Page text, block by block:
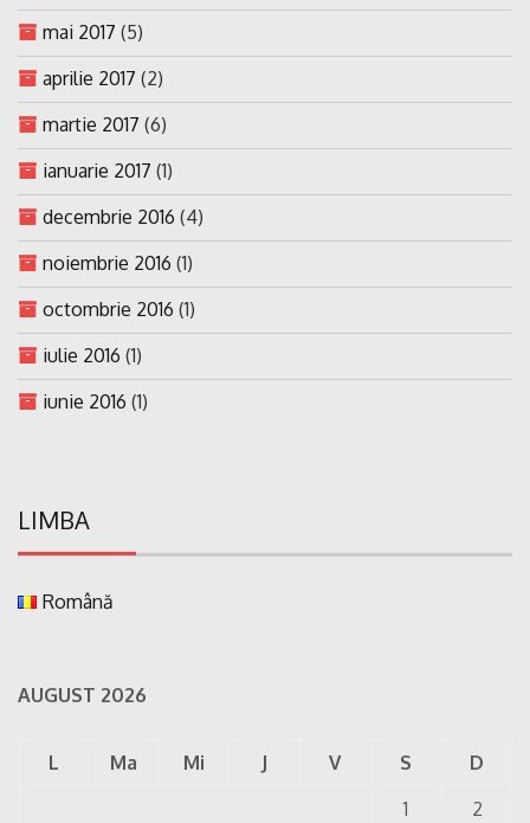
mai 2017 (5)
aprilie 2017 (2)
martie 2017 (6)
ianuarie 2017 (1)
decembrie 2016 (4)
noiembrie 2016 (1)
octombrie 2016 (1)
iulie 2016 (1)
iunie 2016 (1)
LIMBA
Română
AUGUST 2026
L Ma Mi J V S
D
1
2